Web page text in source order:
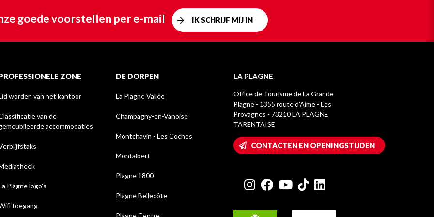
goede voorstellen per e-mail IK SCHRIJF MIJ IN
ZONE
worden van het kantoor
van de
accommodaties
Plagne logo's
toegang
DE DORPEN
La Plagne Vallée
Champagny-en-Vanoise
Montchavin - Les Coches
Montalbert
Plagne 1800
Plagne Bellecôte
Plagne Centre
LA PLAGNE
Office de Tourisme de La Grande
Plagne - 1355 route d’Aime - Les
Provagnes - 73210 LA PLAGNE
TARENTAISE
CONTACTEN EN OPENINGSTIJDEN